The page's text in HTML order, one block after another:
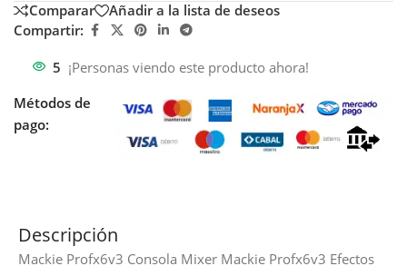
Comparar
Añadir a la lista de deseos
Compartir:
5 ¡Personas viendo este producto ahora!
Métodos de
pago:
Descripción
Mackie Profx6v3 Consola Mixer Mackie Profx6v3 Efectos